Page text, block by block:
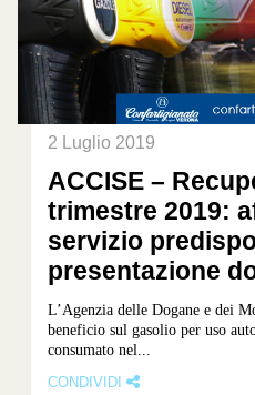
2 Luglio 2019
ACCISE –
trimestre 2019:
servizio
presentazione
L’Agenzia delle Dogane e dei
beneficio sul gasolio per uso
consumato nel...
CONDIVIDI